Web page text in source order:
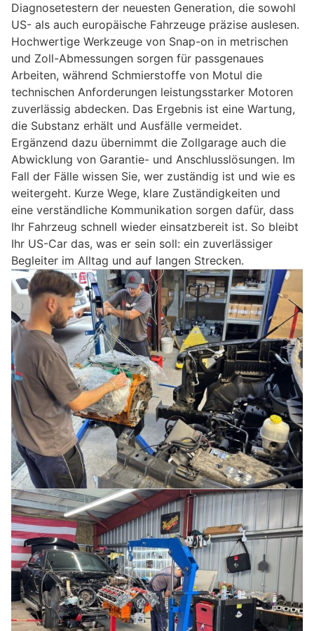
Diagnosetestern der neuesten Generation, die sowohl
US- als auch europäische Fahrzeuge präzise auslesen.
Hochwertige Werkzeuge von Snap-on in metrischen
und Zoll-Abmessungen sorgen für passgenaues
Arbeiten, während Schmierstoffe von Motul die
technischen Anforderungen leistungsstarker Motoren
zuverlässig abdecken. Das Ergebnis ist eine Wartung,
die Substanz erhält und Ausfälle vermeidet.
Ergänzend dazu übernimmt die Zollgarage auch die
Abwicklung von Garantie- und Anschlusslösungen. Im
Fall der Fälle wissen Sie, wer zuständig ist und wie es
weitergeht. Kurze Wege, klare Zuständigkeiten und
eine verständliche Kommunikation sorgen dafür, dass
Ihr Fahrzeug schnell wieder einsatzbereit ist. So bleibt
Ihr US-Car das, was er sein soll: ein zuverlässiger
Begleiter im Alltag und auf langen Strecken.